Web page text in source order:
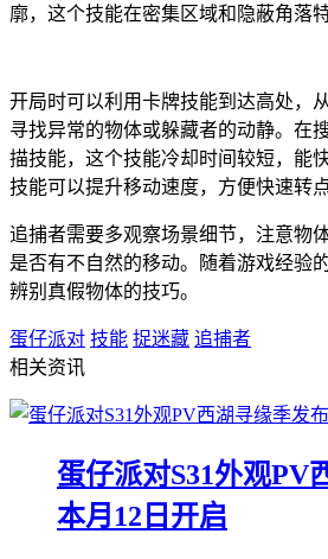
廓，这个技能在密集区域和隐蔽角落
开局时可以利用卡牌技能到达高处，
寻找异常的物体或躲藏者的动静。在
描技能，这个技能冷却时间较短，能
技能可以提升移动速度，方便快速转
追捕者需要多观察场景细节，注意物
是否有不自然的移动。随着游戏经验
辨别真假物体的技巧。
蛋仔派对 技能 捉迷藏 追捕者
相关资讯
蛋仔派对S31外观PV
本月12日开启